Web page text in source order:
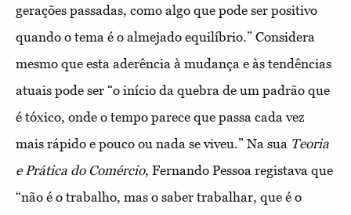
gerações passadas, como algo que pode ser positivo
quando o tema é o almejado equilíbrio.” Considera
mesmo que esta aderência à mudança e às tendências
atuais pode ser “o início da quebra de um padrão que
é tóxico, onde o tempo parece que passa cada vez
mais rápido e pouco ou nada se viveu.” Na sua Teoria
e Prática do Comércio, Fernando Pessoa registava que
“não é o trabalho, mas o saber trabalhar, que é o